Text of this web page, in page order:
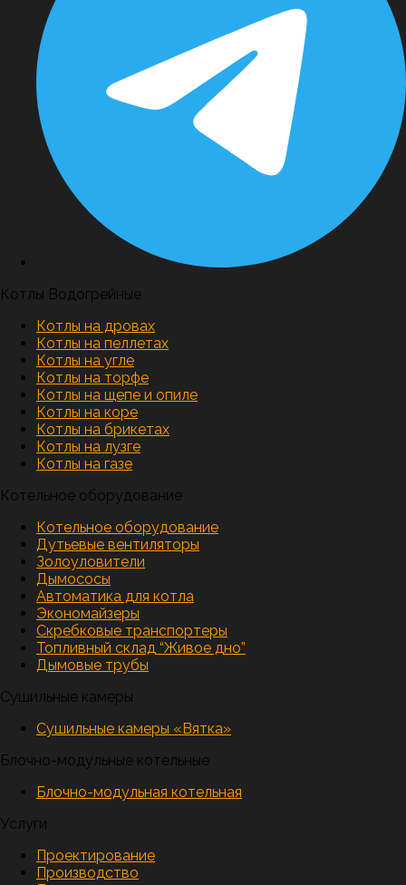
Котлы Водогрейные
Котлы на дровах
Котлы на пеллетах
Котлы на угле
Котлы на торфе
Котлы на щепе и опиле
Котлы на коре
Котлы на брикетах
Котлы на лузге
Котлы на газе
Котельное оборудование
Котельное оборудование
Дутьевые вентиляторы
Золоуловители
Дымососы
Автоматика для котла
Экономайзеры
Скребковые транспортеры
Топливный склад “Живое дно”
Дымовые трубы
Сушильные камеры
Сушильные камеры «Вятка»
Блочно-модульные котельные
Блочно-модульная котельная
Услуги
Проектирование
Производство